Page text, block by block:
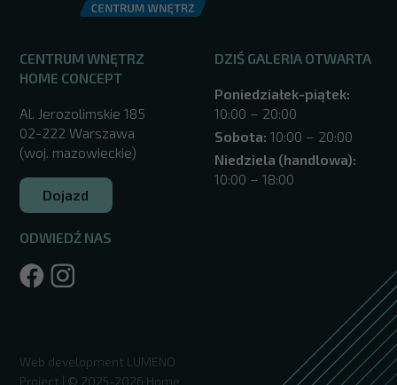
CENTRUM WNĘTRZ
HOME CONCEPT
Al. Jerozolimskie 185
02-222 Warszawa
(woj. mazowieckie)
Dojazd
ODWIEDŹ NAS
DZIŚ GALERIA OTWARTA
Poniedziałek-piątek:
10:00 – 20:00
Sobota: 10:00 – 20:00
Niedziela (handlowa):
10:00 – 18:00
Web development LUMENO
Project | © 2025-2026 Home